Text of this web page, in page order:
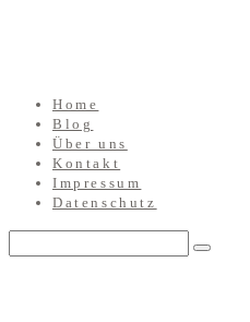
Home
Blog
Über uns
Kontakt
Impressum
Datenschutz